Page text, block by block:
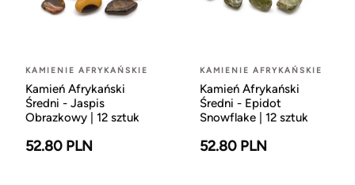
KAMIENIE AFRYKAŃSKIE
Kamień Afrykański
Średni - Jaspis
Obrazkowy | 12 sztuk
52.80 PLN
KAMIENIE AFRYKAŃSKIE
Kamień Afrykański
Średni - Epidot
Snowflake | 12 sztuk
52.80 PLN